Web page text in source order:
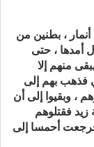
، بطنين من
، حتى
منهم إلا
بهم إلى
وبقيوا إلى أن
فقتلوهم
أحمسا إلى